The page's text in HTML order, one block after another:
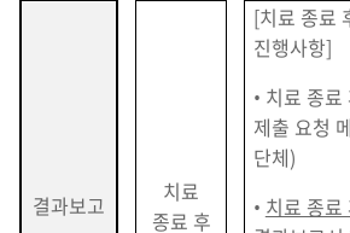
결과보고
치료
종료 후
[치료 종료
진행사항]
• 치료 종
제출 요청
단체)
• 치료 종료